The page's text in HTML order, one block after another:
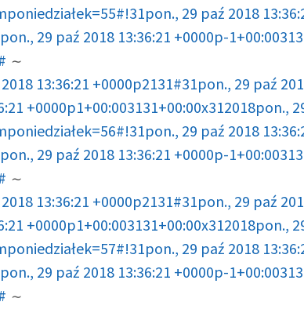
29 paź 2018
29 paź 2018 13:36:21 +0000p-
13:36:21 +0000p2131#31pon., 29 paź
+0000p1+00:003131+00:00x312018pon.,
29 paź 2018
29 paź 2018 13:36:21 +0000p-
13:36:21 +0000p2131#31pon., 29 paź
+0000p1+00:003131+00:00x312018pon.,
29 paź 2018
29 paź 2018 13:36:21 +0000p-